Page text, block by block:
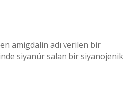
amigdalin adı verilen bir
siyanür salan bir siyanojenik